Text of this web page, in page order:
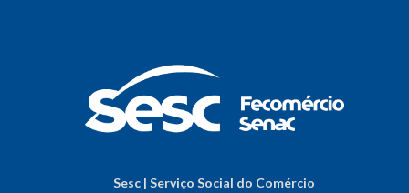
Sesc | Serviço Social do Comércio